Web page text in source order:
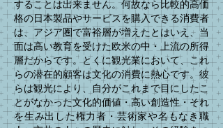
することは出来ません。何故なら比較的高価
格の日本製品やサービスを購入できる消費者
は、アジア圏で富裕層が増えたとはいえ、当
面は高い教育を受けた欧米の中・上流の所得
層だからです。とくに観光業において、これ
らの潜在的顧客は文化の消費に熱心です。彼
らは観光により、自分がこれまで目にしたこ
とがなかった文化的価値・高い創造性・それ
を生み出した権力者・芸術家や名もなき職